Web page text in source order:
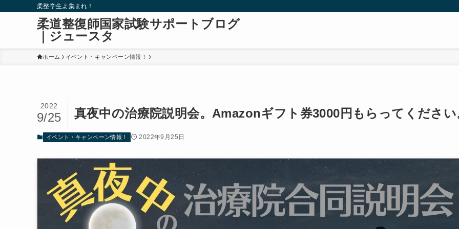
柔整学生よ集まれ！
柔道整復師国家試験サポートブログ
｜ジュースタ
ホーム イベント・キャンペーン情報！
真夜中の治療院説明会。Amazonギフト券3000円もらってください
2022
9/25
イベント・キャンペーン情報！ 2022年9月25日